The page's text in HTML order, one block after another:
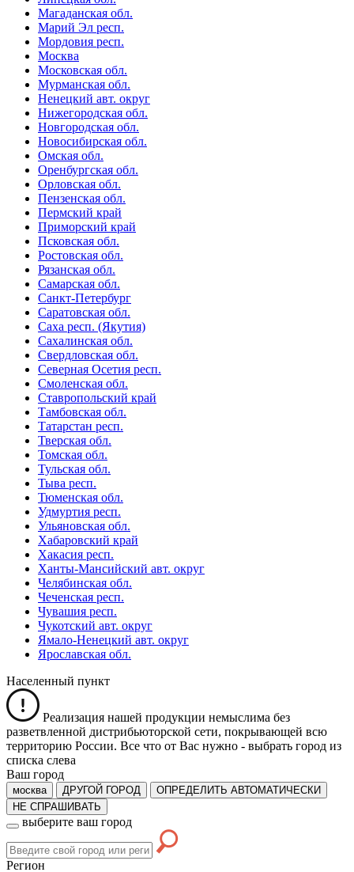
Магаданская обл.
Марий Эл респ.
Мордовия респ.
Москва
Московская обл.
Мурманская обл.
Ненецкий авт. округ
Нижегородская обл.
Новгородская обл.
Новосибирская обл.
Омская обл.
Оренбургская обл.
Орловская обл.
Пензенская обл.
Пермский край
Приморский край
Псковская обл.
Ростовская обл.
Рязанская обл.
Самарская обл.
Санкт-Петербург
Саратовская обл.
Саха респ. (Якутия)
Сахалинская обл.
Свердловская обл.
Северная Осетия респ.
Смоленская обл.
Ставропольский край
Тамбовская обл.
Татарстан респ.
Тверская обл.
Томская обл.
Тульская обл.
Тыва респ.
Тюменская обл.
Удмуртия респ.
Ульяновская обл.
Хабаровский край
Хакасия респ.
Ханты-Мансийский авт. округ
Челябинская обл.
Чеченская респ.
Чувашия респ.
Чукотский авт. округ
Ямало-Ненецкий авт. округ
Ярославская обл.
Населенный пункт
Реализация нашей продукции немыслима без
разветвленной дистрибьюторской сети, покрывающей всю
территорию России. Все что от Вас нужно - выбрать город из
списка слева
Ваш город
москва ДРУГОЙ ГОРОД
ОПРЕДЕЛИТЬ АВТОМАТИЧЕСКИ
НЕ СПРАШИВАТЬ
выберите ваш город
Регион